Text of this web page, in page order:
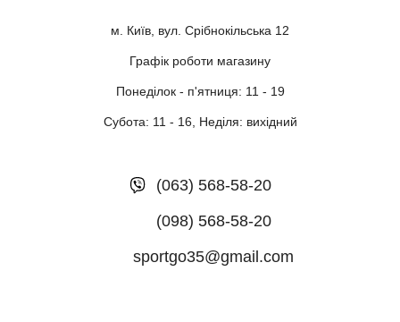
м. Київ, вул. Срібнокільська 12
Графік роботи магазину
Понеділок - п'ятниця: 11 - 19
Субота: 11 - 16, Неділя: вихідний
(063) 568-58-20
(098) 568-58-20
sportgo35@gmail.com